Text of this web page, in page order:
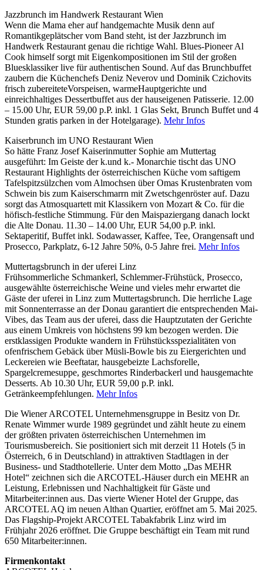
Jazzbrunch im Handwerk Restaurant Wien
Wenn die Mama eher auf handgemachte Musik denn auf
Romantikgeplätscher vom Band steht, ist der Jazzbrunch im
Handwerk Restaurant genau die richtige Wahl. Blues-Pioneer Al
Cook himself sorgt mit Eigenkompositionen im Stil der großen
Bluesklassiker live für authentischen Sound. Auf das Brunchbuffet
zaubern die Küchenchefs Deniz Neverov und Dominik Czichovits
frisch zubereiteteVorspeisen, warmeHauptgerichte und
einreichhaltiges Dessertbuffet aus der hauseigenen Patisserie. 12.00
– 15.00 Uhr, EUR 59,00 p.P. inkl. 1 Glas Sekt, Brunch Buffet und 4
Stunden gratis parken in der Hotelgarage). Mehr Infos
Kaiserbrunch im UNO Restaurant Wien
So hätte Franz Josef Kaiserinmutter Sophie am Muttertag
ausgeführt: Im Geiste der k.und k.- Monarchie tischt das UNO
Restaurant Highlights der österreichischen Küche vom saftigem
Tafelspitzsülzchen vom Almochsen über Omas Krustenbraten vom
Schwein bis zum Kaiserschmarrn mit Zwetschgenröster auf. Dazu
sorgt das Atmosquartett mit Klassikern von Mozart & Co. für die
höfisch-festliche Stimmung. Für den Maispaziergang danach lockt
die Alte Donau. 11.30 – 14.00 Uhr, EUR 54,00 p.P. inkl.
Sektaperitif, Buffet inkl. Sodawasser, Kaffee, Tee, Orangensaft und
Prosecco, Parkplatz, 6-12 Jahre 50%, 0-5 Jahre frei. Mehr Infos
Muttertagsbrunch in der uferei Linz
Frühsommerliche Schmankerl, Schlemmer-Frühstück, Prosecco,
ausgewählte österreichische Weine und vieles mehr erwartet die
Gäste der uferei in Linz zum Muttertagsbrunch. Die herrliche Lage
mit Sonnenterrasse an der Donau garantiert die entsprechenden Mai-
Vibes, das Team aus der uferei, dass die Hauptzutaten der Gerichte
aus einem Umkreis von höchstens 99 km bezogen werden. Die
erstklassigen Produkte wandern in Frühstücksspezialitäten von
ofenfrischem Gebäck über Müsli-Bowle bis zu Eiergerichten und
Leckereien wie Beeftatar, hausgebeizte Lachsforelle,
Spargelcremesuppe, geschmortes Rinderbackerl und hausgemachte
Desserts. Ab 10.30 Uhr, EUR 59,00 p.P. inkl.
Getränkeempfehlungen. Mehr Infos
Die Wiener ARCOTEL Unternehmensgruppe in Besitz von Dr.
Renate Wimmer wurde 1989 gegründet und zählt heute zu einem
der größten privaten österreichischen Unternehmen im
Tourismusbereich. Sie positioniert sich mit derzeit 11 Hotels (5 in
Österreich, 6 in Deutschland) in attraktiven Stadtlagen in der
Business- und Stadthotellerie. Unter dem Motto „Das MEHR
Hotel“ zeichnen sich die ARCOTEL-Häuser durch ein MEHR an
Leistung, Erlebnissen und Nachhaltigkeit für Gäste und
Mitarbeiter:innen aus. Das vierte Wiener Hotel der Gruppe, das
ARCOTEL AQ im neuen Althan Quartier, eröffnet am 5. Mai 2025.
Das Flagship-Projekt ARCOTEL Tabakfabrik Linz wird im
Frühjahr 2026 eröffnet. Die Gruppe beschäftigt ein Team mit rund
650 Mitarbeiter:innen.
Firmenkontakt